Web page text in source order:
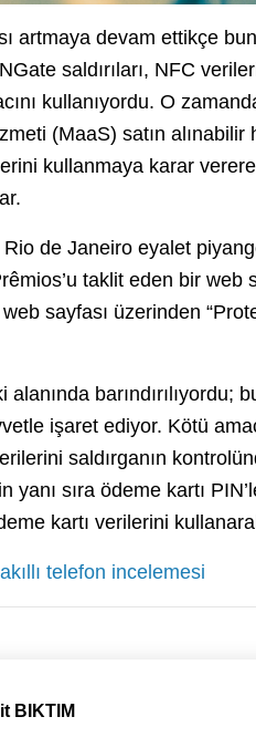
artmaya devam ettikçe
saldırıları, NFC
kullanıyordu. O
(MaaS) satın
kullanmaya karar
de Janeiro eyalet
taklit eden bir web
sayfası üzerinden
alanında
işaret ediyor. Kötü
saldırganın
yanı sıra ödeme kartı
kartı verilerini
telefon incelemesi
BIKTIM